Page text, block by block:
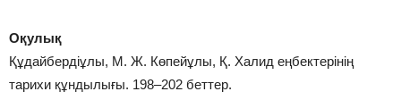
Оқулық
Құдайбердіұлы, М. Ж. Көпейұлы, Қ. Халид еңбектерінің
тарихи құндылығы. 198–202 беттер.